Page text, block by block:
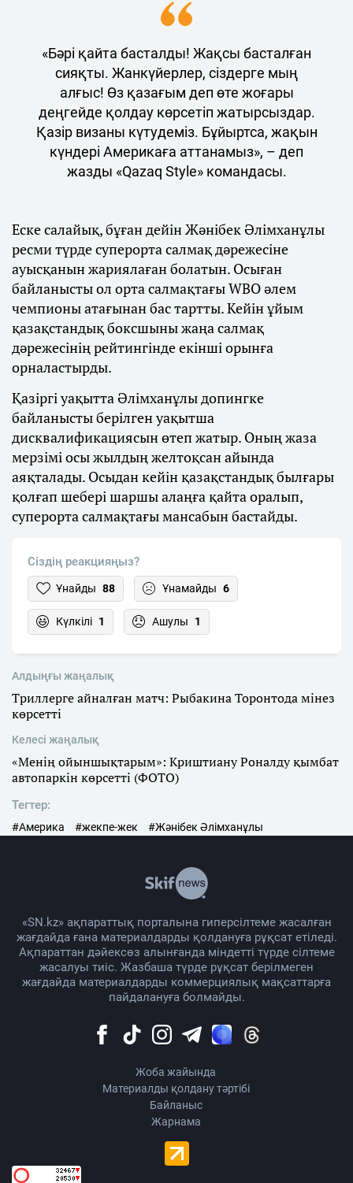
«Бәрі қайта басталды! Жақсы басталған
сияқты. Жанкүйерлер, сіздерге мың
алғыс! Өз қазағым деп өте жоғары
деңгейде қолдау көрсетіп жатырсыздар.
Қазір визаны күтудеміз. Бұйыртса, жақын
күндері Америкаға аттанамыз», – деп
жазды «Qazaq Style» командасы.
Еске салайық, бұған дейін Жәнібек Әлімханұлы
ресми түрде суперорта салмақ дәрежесіне
ауысқанын жариялаған болатын. Осыған
байланысты ол орта салмақтағы WBO әлем
чемпионы атағынан бас тартты. Кейін ұйым
қазақстандық боксшыны жаңа салмақ
дәрежесінің рейтингінде екінші орынға
орналастырды.
Қазіргі уақытта Әлімханұлы допингке
байланысты берілген уақытша
дисквалификациясын өтеп жатыр. Оның жаза
мерзімі осы жылдың желтоқсан айында
аяқталады. Осыдан кейін қазақстандық былғары
қолғап шебері шаршы алаңға қайта оралып,
суперорта салмақтағы мансабын бастайды.
Сіздің реакцияңыз?
Ұнайды 88 Ұнамайды 6
Күлкілі 1 Ашулы 1
Алдыңғы жаңалық
Триллерге айналған матч: Рыбакина Торонтода мінез
көрсетті
Келесі жаңалық
«Менің ойыншықтарым»: Криштиану Роналду қымбат
автопаркін көрсетті (ФОТО)
Тегтер:
#Америка #жекпе-жек #Жәнібек Әлімханұлы
«SN.kz» ақпараттық порталына гиперсілтеме жасалған
жағдайда ғана материалдарды қолдануға рұқсат етіледі.
Ақпараттан дәйексөз алынғанда міндетті түрде сілтеме
жасалуы тиіс. Жазбаша түрде рұқсат берілмеген
жағдайда материалдарды коммерциялық мақсаттарға
пайдалануға болмайды.
Жоба жайында
Материалды қолдану тәртібі
Байланыс
Жарнама